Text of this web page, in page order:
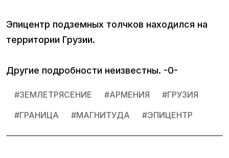
Эпицентр подземных толчков находился на
территории Грузии.
Другие подробности неизвестны. -0-
#ЗЕМЛЕТРЯСЕНИЕ #АРМЕНИЯ #ГРУЗИЯ
#ГРАНИЦА #МАГНИТУДА #ЭПИЦЕНТР